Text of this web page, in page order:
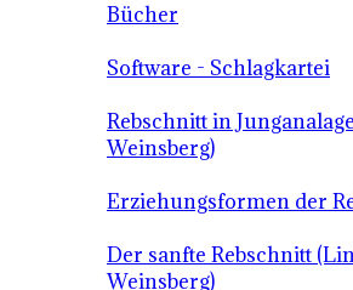
Bücher
Software - Schlagkartei
Rebschnitt in
Weinsberg)
Erziehungsformen der
Der sanfte Rebschnitt
Weinsberg)